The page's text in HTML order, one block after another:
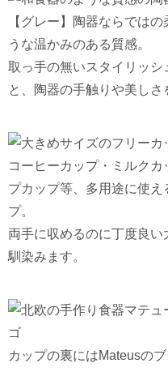
【グレー】陶器ならでは
うな温かみのある質感。
取っ手の無いスタイリッ
と、陶器の手触りや美しさ
コーヒーカップ・ミルク
プカップ等、多用途に使
プ。
両手に収めるのに丁度良
馴染みます。
カップの裏にはMateusのブ